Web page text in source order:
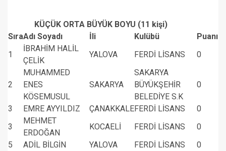
KÜÇÜK ORTA BÜYÜK BOYU (11 kişi)
SıraAdı Soyadı İli Kulübü
Puanı
1
İBRAHİM HALİL
ÇELİK
YALOVA FERDİ LİSANS 0
2
MUHAMMED
ENES
KÖSEMUSUL
SAKARYA
SAKARYA
BÜYÜKŞEHİR
BELEDİYE S.K
0
3 EMRE AYYILDIZ ÇANAKKALEFERDİ LİSANS
0
3
MEHMET
ERDOĞAN
KOCAELİ FERDİ LİSANS
0
5
ADİL BİLGİN YALOVA FERDİ LİSANS 0